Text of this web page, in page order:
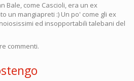
Bale, come Cascioli, era un ex
un mangiapreti :) Un po' come gli ex
ed insopportabili talebani del
commenti.